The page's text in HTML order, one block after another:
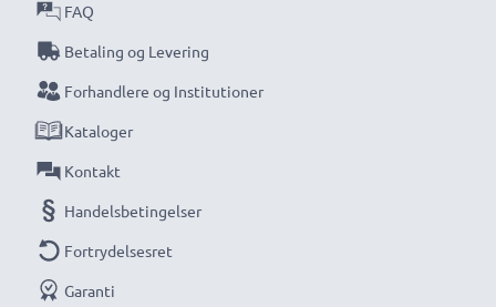
strøm. Bestil nu for hurtig levering og 3-års
garanti!
FAQ
Betaling og Levering
Forhandlere og Institutioner
Kataloger
Kontakt
Handelsbetingelser
Fortrydelsesret
Garanti